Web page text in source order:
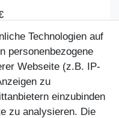
Technologien auf
personenbezogene
Webseite (z.B. IP-
zu
einzubinden
zu analysieren. Die